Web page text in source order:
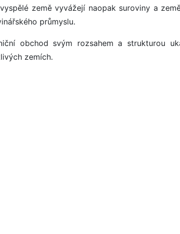
země vyvážejí naopak suroviny a
průmyslu.
obchod svým rozsahem a strukturou
zemích.